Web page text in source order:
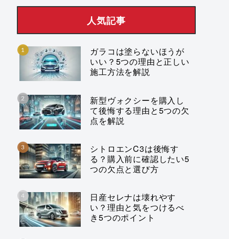
人気記事
ガラコは塗らないほうが
いい？5つの理由と正しい
施工方法を解説
新型ヴォクシーを購入し
て後悔する理由と5つの欠
点を解説
シトロエンC3は後悔す
る？購入前に確認したい5
つの欠点と選び方
日産セレナは壊れやす
い？理由と気をつけるべ
き5つのポイント